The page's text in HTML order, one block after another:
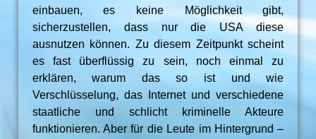
einbauen, es keine Möglichkeit gibt,
sicherzustellen, dass nur die USA diese
ausnutzen können. Zu diesem Zeitpunkt scheint
es fast überflüssig zu sein, noch einmal zu
erklären, warum das so ist und wie
Verschlüsselung, das Internet und verschiedene
staatliche und schlicht kriminelle Akteure
funktionieren. Aber für die Leute im Hintergrund –